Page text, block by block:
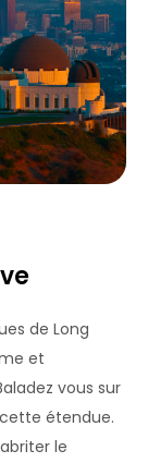
de Long
et
vous sur
étendue.
le